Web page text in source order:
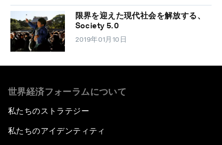
限界を迎えた現代社会を解放する、
Society 5.0
2019年01月10日
世界経済フォーラムについて
私たちのストラテジー
私たちのアイデンティティ